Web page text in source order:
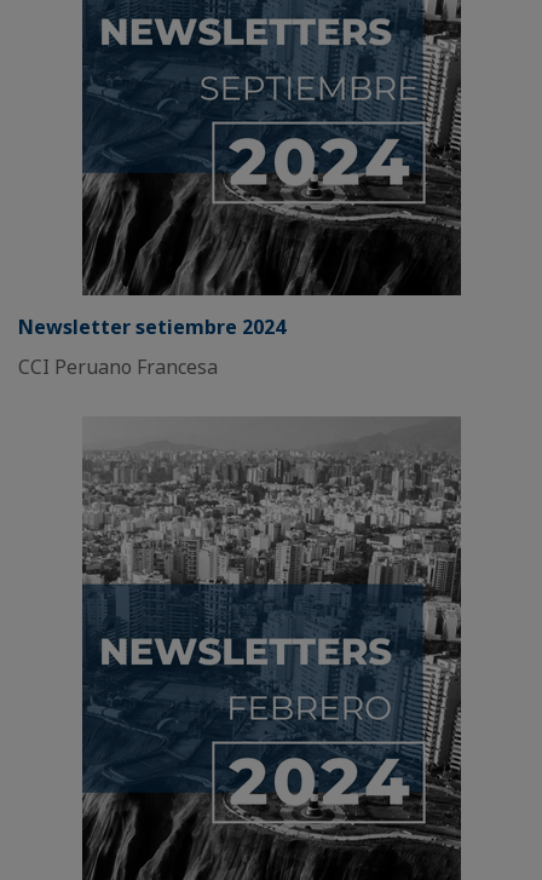
Newsletter setiembre 2024
CCI Peruano Francesa